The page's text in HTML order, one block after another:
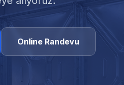
Online Randevu